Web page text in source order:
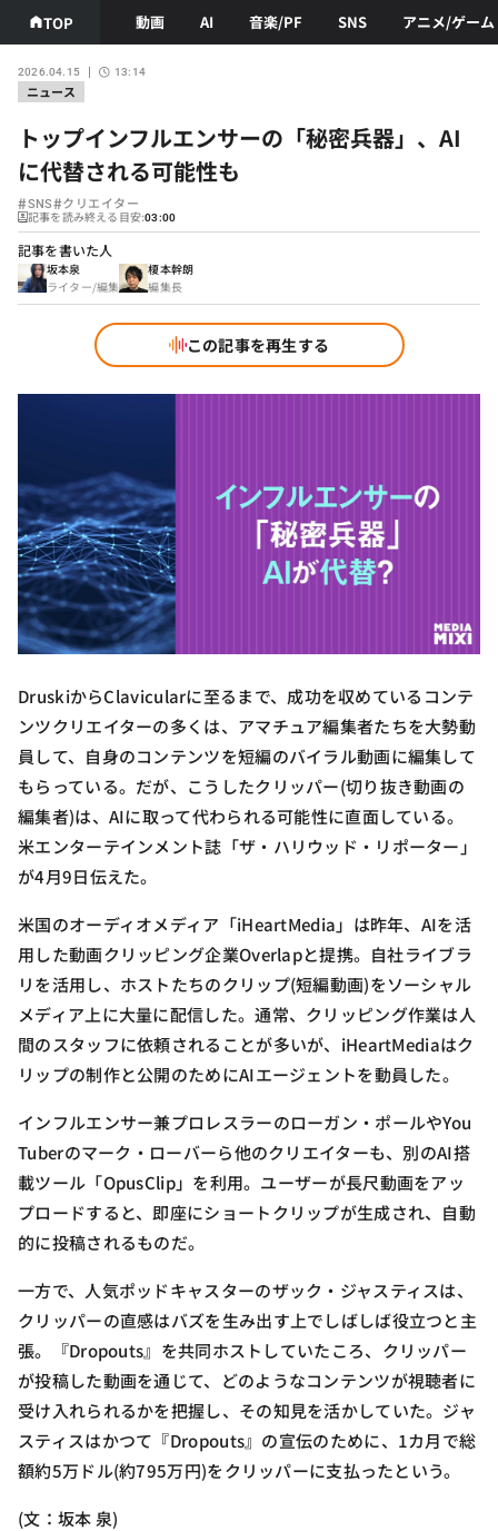
TOP 動画 AI 音楽/PF SNS アニメ/ゲーム
ニュース
2026.04.15 13:14
トップインフルエンサーの「秘密兵器」、AI
に代替される可能性も
#SNS#クリエイター
記事を読み終える目安:03:00
記事を書いた人
坂本泉
ライター/編集
榎本幹朗
編集長
この記事を再生する
DruskiからClavicularに至るまで、成功を収めているコンテ
ンツクリエイターの多くは、アマチュア編集者たちを大勢動
員して、自身のコンテンツを短編のバイラル動画に編集して
もらっている。だが、こうしたクリッパー(切り抜き動画の
編集者)は、AIに取って代わられる可能性に直面している。
米エンターテインメント誌「ザ・ハリウッド・リポーター」
が4月9日伝えた。
米国のオーディオメディア「iHeartMedia」は昨年、AIを活
用した動画クリッピング企業Overlapと提携。自社ライブラ
リを活用し、ホストたちのクリップ(短編動画)をソーシャル
メディア上に大量に配信した。通常、クリッピング作業は人
間のスタッフに依頼されることが多いが、iHeartMediaはク
リップの制作と公開のためにAIエージェントを動員した。
インフルエンサー兼プロレスラーのローガン・ポールやYou
Tuberのマーク・ローバーら他のクリエイターも、別のAI搭
載ツール「OpusClip」を利用。ユーザーが長尺動画をアッ
プロードすると、即座にショートクリップが生成され、自動
的に投稿されるものだ。
一方で、人気ポッドキャスターのザック・ジャスティスは、
クリッパーの直感はバズを生み出す上でしばしば役立つと主
張。『Dropouts』を共同ホストしていたころ、クリッパー
が投稿した動画を通じて、どのようなコンテンツが視聴者に
受け入れられるかを把握し、その知見を活かしていた。ジャ
スティスはかつて『Dropouts』の宣伝のために、1カ月で総
額約5万ドル(約795万円)をクリッパーに支払ったという。
(文：坂本 泉)